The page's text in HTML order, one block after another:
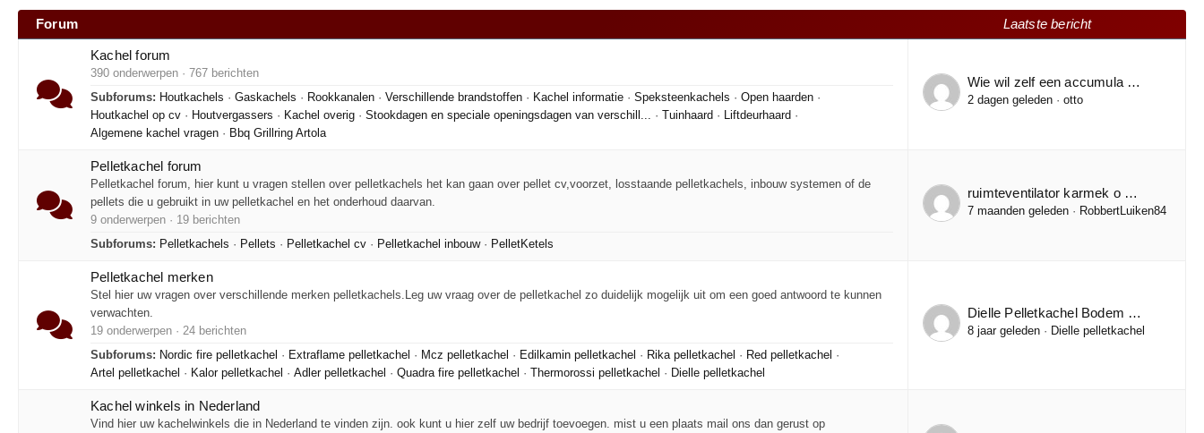
Forum Laatste bericht
Kachel forum
390 onderwerpen · 767 berichten
Subforums: Houtkachels · Gaskachels · Rookkanalen · Verschillende brandstoffen · Kachel informatie · Speksteenkachels · Open haarden ·
Houtkachel op cv · Houtvergassers · Kachel overig · Stookdagen en speciale openingsdagen van verschill... · Tuinhaard · Liftdeurhaard ·
Algemene kachel vragen · Bbq Grillring Artola
Wie wil zelf een accumula …
2 dagen geleden · otto
Pelletkachel forum
Pelletkachel forum, hier kunt u vragen stellen over pelletkachels het kan gaan over pellet cv,voorzet, losstaande pelletkachels, inbouw systemen of de
pellets die u gebruikt in uw pelletkachel en het onderhoud daarvan.
9 onderwerpen · 19 berichten
Subforums: Pelletkachels · Pellets · Pelletkachel cv · Pelletkachel inbouw· PelletKetels
ruimteventilator karmek o …
7 maanden geleden · RobbertLuiken84
Pelletkachel merken
Stel hier uw vragen over verschillende merken pelletkachels.Leg uw vraag over de pelletkachel zo duidelijk mogelijk uit om een goed antwoord te kunnen
verwachten.
19 onderwerpen · 24 berichten
Subforums: Nordic fire pelletkachel · Extraflame pelletkachel · Mcz pelletkachel · Edilkamin pelletkachel · Rika pelletkachel · Red pelletkachel ·
Artel pelletkachel · Kalor pelletkachel · Adler pelletkachel · Quadra fire pelletkachel · Thermorossi pelletkachel · Dielle pelletkachel
Dielle Pelletkachel Bodem …
8 jaar geleden · Dielle pelletkachel
Kachel winkels in Nederland
Vind hier uw kachelwinkels die in Nederland te vinden zijn. ook kunt u hier zelf uw bedrijf toevoegen. mist u een plaats mail ons dan gerust op